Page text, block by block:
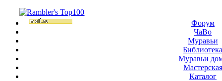
Форум
ЧаВо
Муравьи
Муравьи
Мастерская
Каталог